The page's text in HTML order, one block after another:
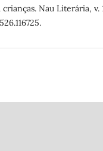
Nau Literária, v.